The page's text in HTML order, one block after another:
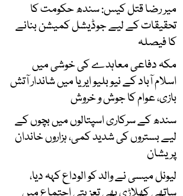
میر رضا قتل کیس: سندھ حکومت کا
تحقیقات کے لیے جوڈیشل کمیشن بنانے
کا فیصلہ
مکہ دفاعی معاہدے کی خوشی میں
اسلام آباد کے نیو بلیو ایریا میں شاندار آتش
بازی، عوام کا جوش و خروش
سندھ کے سرکاری اسپتالوں میں بچوں کے
لیے بستروں کی شدید کمی، ہزاروں خاندان
پریشان
لیونل میسی نے والد کو الوداع کہہ دیا،